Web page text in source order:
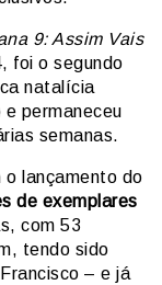
9: Assim Vais
foi o segundo
natalícia
permaneceu
semanas.
lançamento do
de exemplares
com 53
tendo sido
– e já